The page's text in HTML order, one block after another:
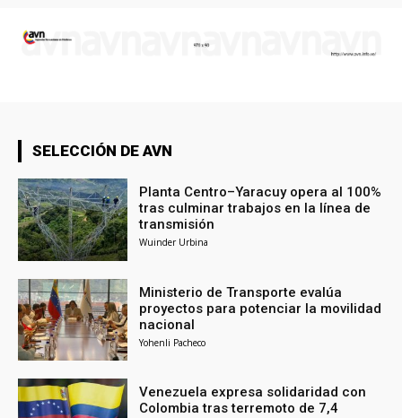
SELECCIÓN DE AVN
Planta Centro–Yaracuy opera al 100%
tras culminar trabajos en la línea de
transmisión
Wuinder Urbina
Ministerio de Transporte evalúa
proyectos para potenciar la movilidad
nacional
Yohenli Pacheco
Venezuela expresa solidaridad con
Colombia tras terremoto de 7,4